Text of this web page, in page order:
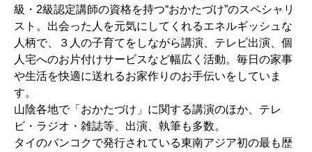
級・2級認定講師の資格を持つ“おかたづけ”のスペシャリ
スト。出会った人を元気にしてくれるエネルギッシュな
人柄で、３人の子育てをしながら講演、テレビ出演、個
人宅へのお片付けサービスなど幅広く活動。毎日の家事
や生活を快適に送れるお家作りのお手伝いをしていま
す。
山陰各地で「おかたづけ」に関する講演のほか、テレ
ビ・ラジオ・雑誌等、出演、執筆も多数。
タイのバンコクで発行されている東南アジア初の最も歴